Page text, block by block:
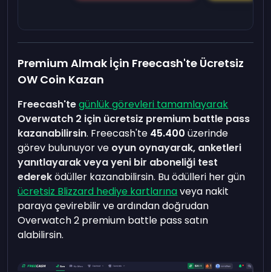
Premium Almak İçin Freecash'te Ücretsiz
OW Coin Kazan
Freecash'tegünlük görevleri tamamlayarak
Overwatch 2 için ücretsiz premium battle pass
kazanabilirsin. Freecash'te 45.400 üzerinde
görev bulunuyor ve oyun oynayarak, anketleri
yanıtlayarak veya yeni bir aboneliği test
edereködüller kazanabilirsin. Bu ödülleri her gün
ücretsiz Blizzard hediye kartlarınaveya nakit
paraya çevirebilir ve ardından doğrudan
Overwatch 2 premium battle pass satın
alabilirsin.